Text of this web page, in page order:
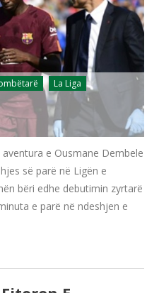
La Liga
e Ousmane Dembele
së parë në Ligën e
bëri edhe debutimin zyrtarë
e parë në ndeshjen e